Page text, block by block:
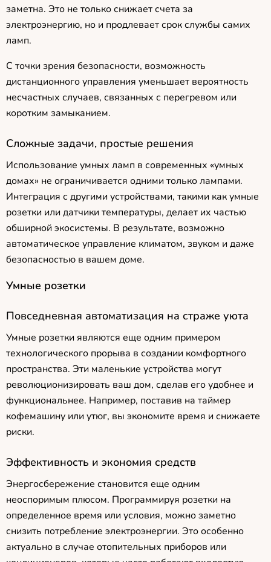
заметна. Это не только снижает счета за
электроэнергию, но и продлевает срок службы самих
ламп.
С точки зрения безопасности, возможность
дистанционного управления уменьшает вероятность
несчастных случаев, связанных с перегревом или
коротким замыканием.
Сложные задачи, простые решения
Использование умных ламп в современных «умных
домах» не ограничивается одними только лампами.
Интеграция с другими устройствами, такими как умные
розетки или датчики температуры, делает их частью
обширной экосистемы. В результате, возможно
автоматическое управление климатом, звуком и даже
безопасностью в вашем доме.
Умные розетки
Повседневная автоматизация на страже уюта
Умные розетки являются еще одним примером
технологического прорыва в создании комфортного
пространства. Эти маленькие устройства могут
революционизировать ваш дом, сделав его удобнее и
функциональнее. Например, поставив на таймер
кофемашину или утюг, вы экономите время и снижаете
риски.
Эффективность и экономия средств
Энергосбережение становится еще одним
неоспоримым плюсом. Программируя розетки на
определенное время или условия, можно заметно
снизить потребление электроэнергии. Это особенно
актуально в случае отопительных приборов или